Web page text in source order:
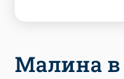
Малина в